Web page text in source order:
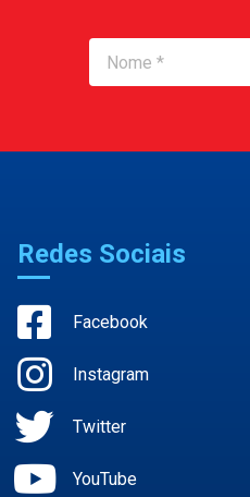
Redes Sociais
Facebook
Instagram
Twitter
YouTube